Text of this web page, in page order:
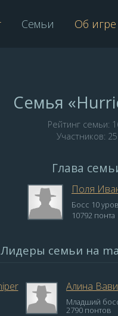
Семьи Об игре
Семья
Рейтинг семьи:
Участников: 25
Глава
Поля
Босс 10
10792 понта
Лидеры семьи на
Алина
Младший
2790 понтов